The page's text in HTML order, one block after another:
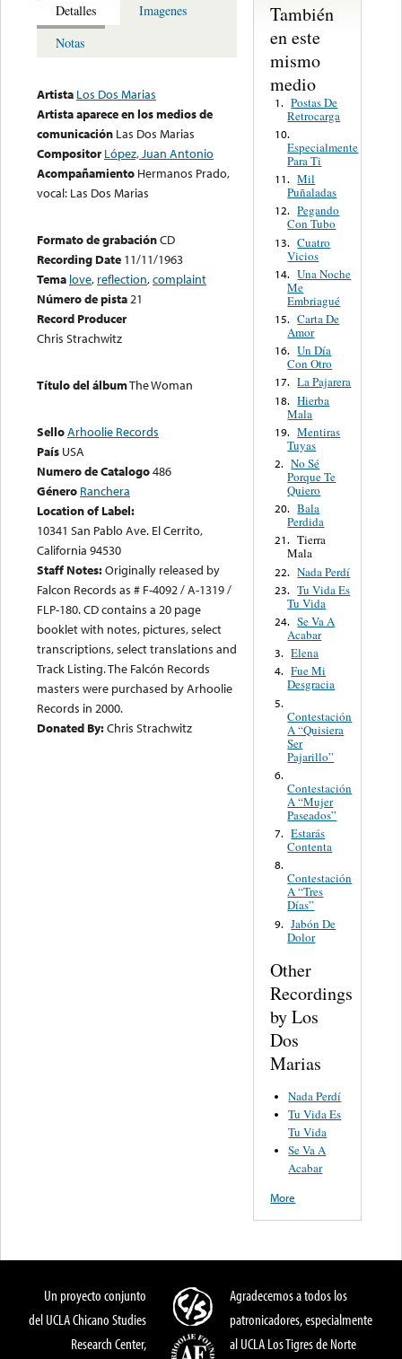
Detalles
Imagenes
Notas
Artista Los Dos Marias
Artista aparece en los medios de
comunicación Las Dos Marias
Compositor López, Juan Antonio
Acompañamiento Hermanos Prado,
vocal: Las Dos Marias
Formato de grabaciónCD
Recording Date 11/11/1963
Tema love, reflection,complaint
Número de pista21
Record Producer
Chris Strachwitz
Título del álbumThe Woman
SelloArhoolie Records
País USA
Numero de Catalogo486
Género Ranchera
Location of Label:
10341 San Pablo Ave. El Cerrito,
California 94530
Staff Notes:Originally released by
Falcon Records as # F-4092 / A-1319 /
FLP-180. CD contains a 20 page
booklet with notes, pictures, select
transcriptions, select translations and
Track Listing. The Falcón Records
masters were purchased by Arhoolie
Records in 2000.
Donated By:Chris Strachwitz
También
en este
mismo
medio
1. Postas De
Retrocarga
10.
Especialmente
Para Ti
11. Mil
Puñaladas
12. Pegando
Con Tubo
13. Cuatro
Vicios
14. Una Noche
Me
Embriagué
15. Carta De
Amor
16. Un Día
Con Otro
17. La Pajarera
18. Hierba
Mala
19. Mentiras
Tuyas
2. No Sé
Porque Te
Quiero
20. Bala
Perdida
21. Tierra
Mala
22. Nada Perdí
23. Tu Vida Es
Tu Vida
24. Se Va A
Acabar
3. Elena
4. Fue Mi
Desgracia
5.
Contestación
A “Quisiera
Ser
Pajarillo”
6.
Contestación
A “Mujer
Paseados”
7. Estarás
Contenta
8.
Contestación
A “Tres
Días”
9. Jabón De
Dolor
Other
Recordings
by Los
Dos
Marias
Nada Perdí
Tu Vida Es
Tu Vida
Se Va A
Acabar
More
Un proyecto conjunto
del UCLA Chicano Studies
Research Center,
Agradecemos a todos los
patronicadores, especialmente
al UCLA Los Tigres de Norte